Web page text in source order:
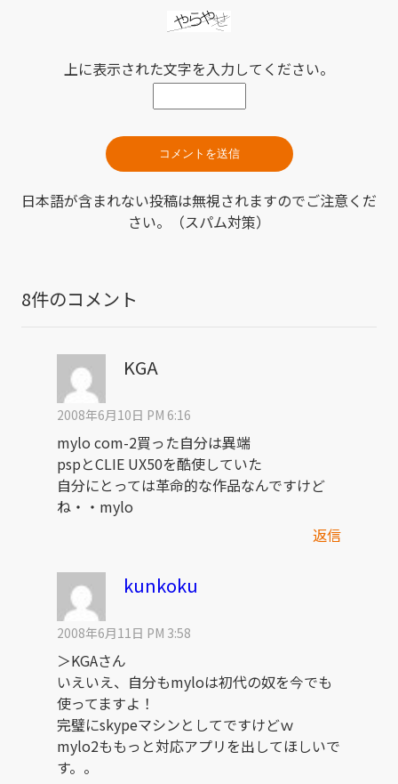
上に表示された文字を入力してください。
日本語が含まれない投稿は無視されますのでご注意くだ
さい。（スパム対策）
8件のコメント
KGA
2008年6月10日 PM 6:16
mylo com-2買った自分は異端
pspとCLIE UX50を酷使していた
自分にとっては革命的な作品なんですけど
ね・・mylo
返信
kunkoku
2008年6月11日 PM 3:58
＞KGAさん
いえいえ、自分もmyloは初代の奴を今でも
使ってますよ！
完璧にskypeマシンとしてですけどｗ
mylo2ももっと対応アプリを出してほしいで
す。。